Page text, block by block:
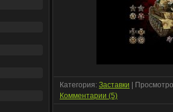
Категория: Заставки |
Комментарии (5)